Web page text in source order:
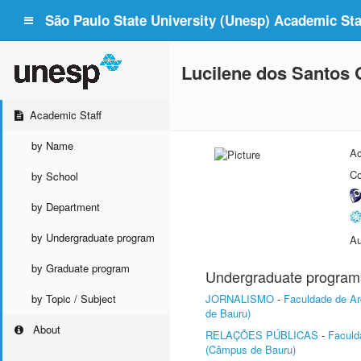
São Paulo State University (Unesp) Academic
Academic Staff
by Name
by School
by Department
by Undergraduate program
by Graduate program
by Topic / Subject
About
Lucilene dos Santos
Undergraduate
JORNALISMO - Faculdade de
de Bauru)
RELAÇÕES PÚBLICAS -
(Câmpus de Bauru)